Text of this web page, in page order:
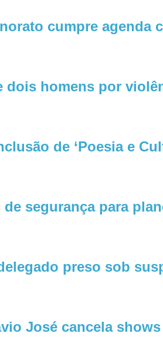
cumpre agenda
dois homens por
de ‘Poesia e
segurança para
preso sob
José cancela